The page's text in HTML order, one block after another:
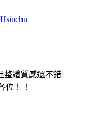
整體質感還不錯
位！！